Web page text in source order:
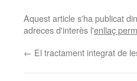
Aquest article s'ha publicat
adreces d'interès l'enllaç
← El tractament integrat de